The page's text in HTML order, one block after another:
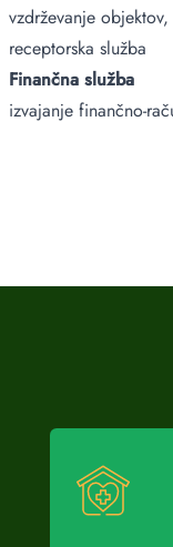
vzdrževanje
receptorska služba
Finančna služba
izvajanje finančno-